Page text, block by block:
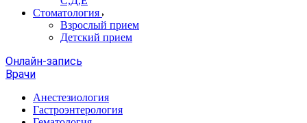
Стоматология
Взрослый прием
Детский прием
Онлайн-запись
Врачи
Анестезиология
Гастроэнтерология